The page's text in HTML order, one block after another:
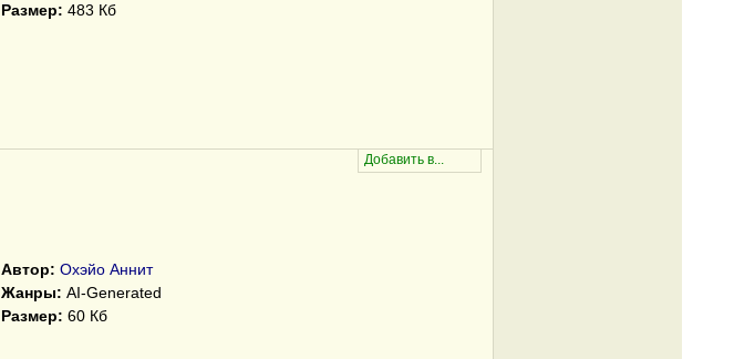
Размер: 483 Кб
Автор: Охэйо Аннит
Жанры: AI-Generated
Размер: 60 Кб